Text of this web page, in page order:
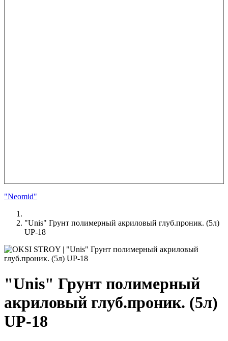
"Neomid"
"Unis" Грунт полимерный акриловый глуб.проник. (5л)
UP-18
"Unis" Грунт полимерный
акриловый глуб.проник. (5л)
UP-18